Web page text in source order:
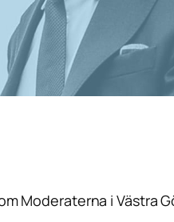
Moderaterna i Västra